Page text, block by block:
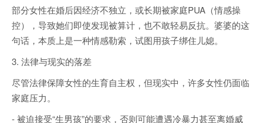
部分女性在婚后因经济不独立，或长期被家庭PUA（情感操
控），导致她们即使发现被算计，也不敢轻易反抗。婆婆的这
句话，本质上是一种情感勒索，试图用孩子绑住儿媳。
3. 法律与现实的落差
尽管法律保障女性的生育自主权，但现实中，许多女性仍面临
家庭压力。
- 被迫接受“生男孩”的要求，否则可能遭遇冷暴力甚至离婚威